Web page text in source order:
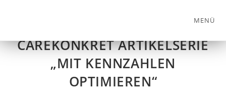
MENÜ
CAREKONKRET ARTIKELSERIE
„MIT KENNZAHLEN
OPTIMIEREN“